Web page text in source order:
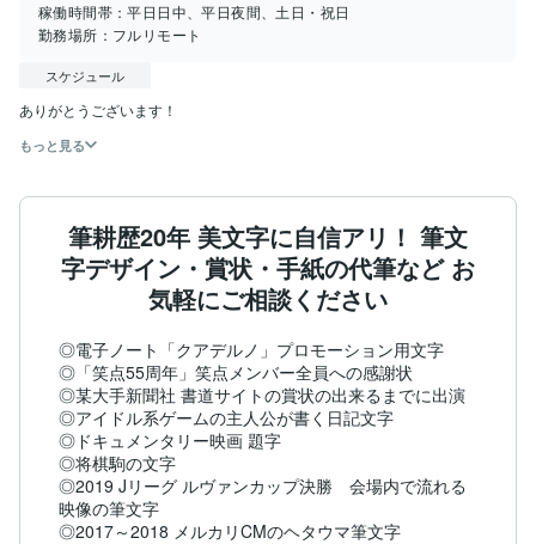
稼働時間帯：平日日中、平日夜間、土日・祝日
勤務場所： フルリモート
スケジュール
ありがとうございます！
もっと見る
筆耕歴20年 美文字に自信アリ！ 筆文
字デザイン・賞状・手紙の代筆など お
気軽にご相談ください
◎電子ノート「クアデルノ」プロモーション用文字
◎「笑点55周年」笑点メンバー全員への感謝状
◎某大手新聞社 書道サイトの賞状の出来るまでに出演
◎アイドル系ゲームの主人公が書く日記文字
◎ドキュメンタリー映画 題字
◎将棋駒の文字
◎2019 Jリーグ ルヴァンカップ決勝　会場内で流れる
映像の筆文字
◎2017～2018 メルカリCMのヘタウマ筆文字